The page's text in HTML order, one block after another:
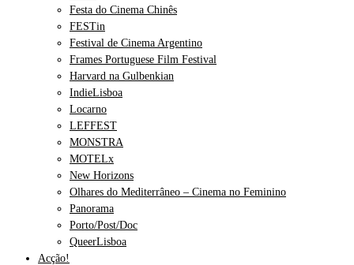
Festa do Cinema Chinês
FESTin
Festival de Cinema Argentino
Frames Portuguese Film Festival
Harvard na Gulbenkian
IndieLisboa
Locarno
LEFFEST
MONSTRA
MOTELx
New Horizons
Olhares do Mediterrâneo – Cinema no Feminino
Panorama
Porto/Post/Doc
QueerLisboa
Acção!